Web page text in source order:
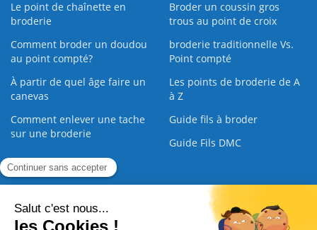
Le point de chaînette en
broderie
Broder un coussin gros
trous au point de croix
Comment broder un doudou
au point compté?
broderie traditionnelle Vs.
Point compté
À partir de quel âge faire un
canevas
Les points de broderie de A
à Z
Comment enlever une tache
sur une broderie
Guide fils à broder
Guide Fils DMC
Guide de la Broderie